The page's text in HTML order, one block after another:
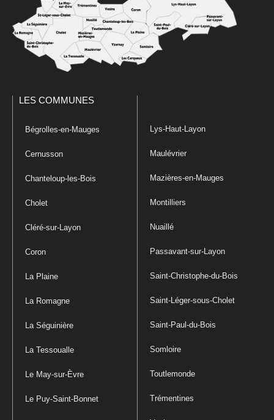
LES COMMUNES
Bégrolles-en-Mauges
Cernusson
Chanteloup-les-Bois
Cholet
Cléré-sur-Layon
Coron
La Plaine
La Romagne
La Séguinière
La Tessoualle
Le May-sur-Èvre
Le Puy-Saint-Bonnet
Lys-Haut-Layon
Maulévrier
Mazières-en-Mauges
Montilliers
Nuaillé
Passavant-sur-Layon
Saint-Christophe-du-Bois
Saint-Léger-sous-Cholet
Saint-Paul-du-Bois
Somloire
Toutlemonde
Trémentines